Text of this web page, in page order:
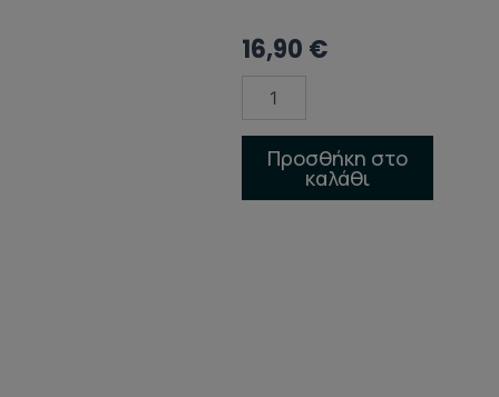
16,90 €
ποσότητα
Προσθήκη στο
καλάθι